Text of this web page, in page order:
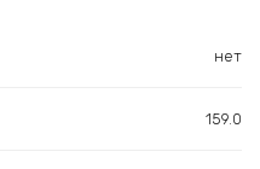
нет
159.0